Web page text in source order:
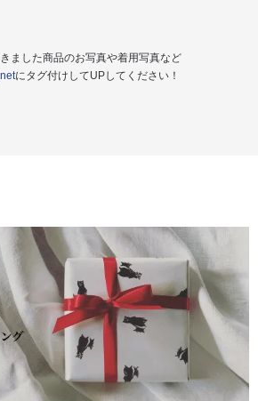
ました商品のお写真や着用写真など
にタグ付けしてUPしてください！